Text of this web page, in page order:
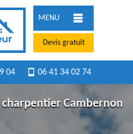
MENU
Devis gratuit
04 06 41 34 02 74
Cambernon